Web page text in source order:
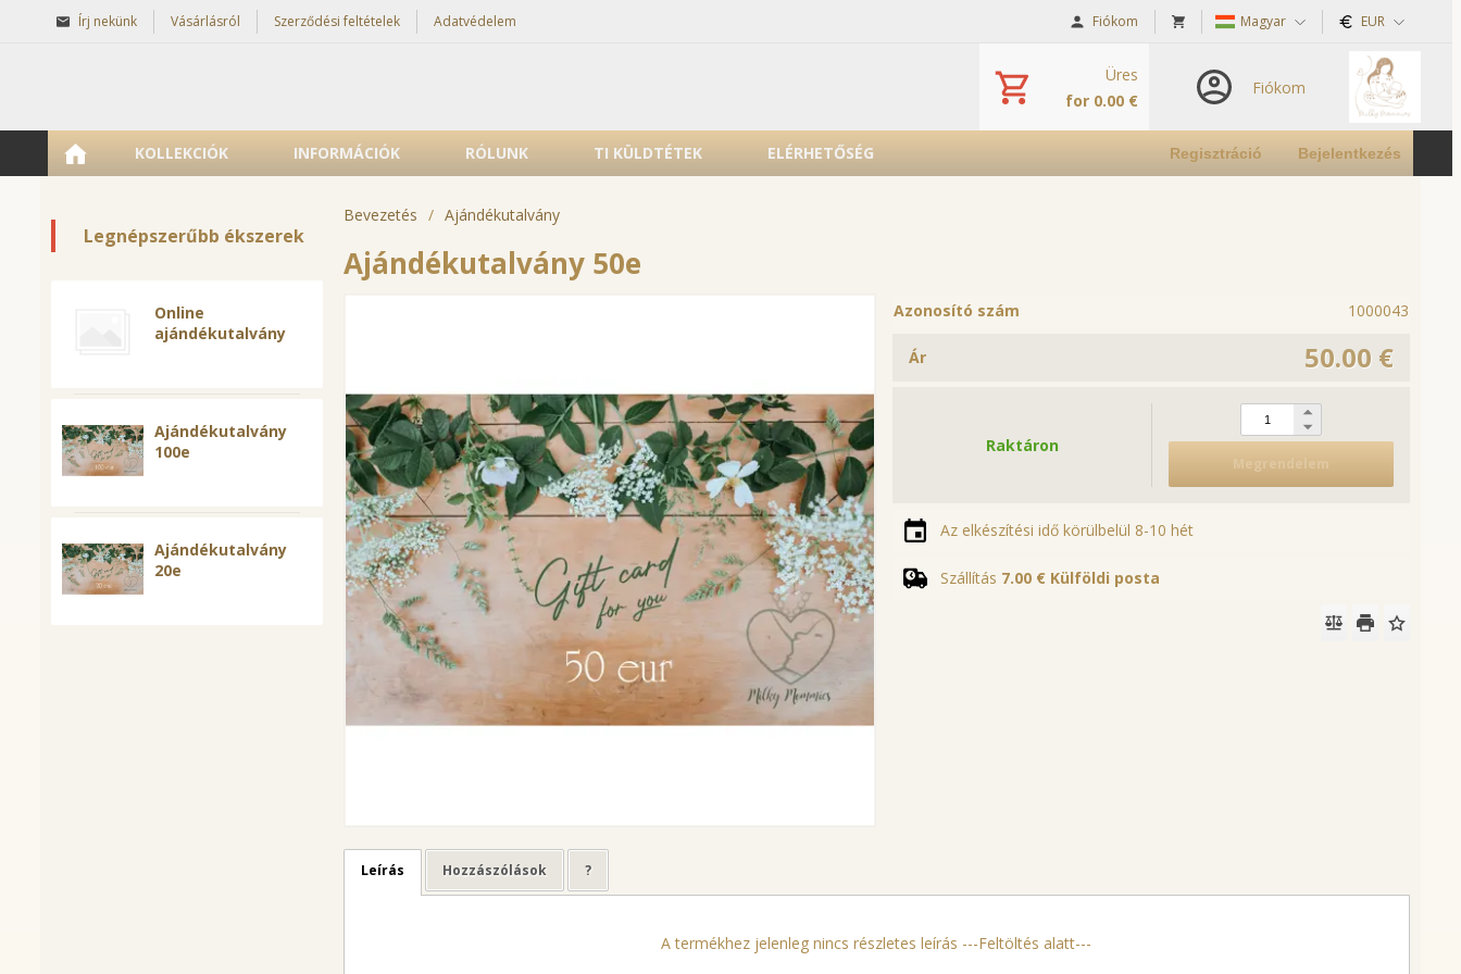
Írj nekünk Vásárlásról Szerződési feltételek Adatvédelem Fiókom Magyar EUR
Üres
for 0.00 €
Fiókom
Regisztráció Bejelentkezés
KOLLEKCIÓK INFORMÁCIÓK RÓLUNK TI KÜLDTÉTEK ELÉRHETŐSÉG
Legnépszerűbb ékszerek
Online
ajándékutalvány
Ajándékutalvány
100e
Ajándékutalvány
20e
Bevezetés / Ajándékutalvány
Ajándékutalvány 50e
Azonosító szám 1000043
50.00 €
Ár
Raktáron
Megrendelem
Az elkészítési idő körülbelül 8-10 hét
Szállítás 7.00 € Külföldi posta
Leírás Hozzászólások ?
A termékhez jelenleg nincs részletes leírás ---Feltöltés alatt---